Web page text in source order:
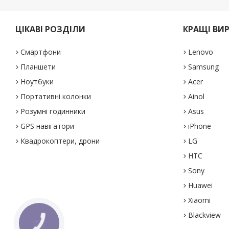
ЦІКАВІ РОЗДІЛИ
Смартфони
Планшети
Ноутбуки
Портативні колонки
Розумні годинники
GPS навігатори
Квадрокоптери, дрони
КРАЩІ
Lenovo
Samsung
Acer
Ainol
Asus
iPhone
LG
HTC
Sony
Huawei
Xiaomi
Blackview
КНОПКА
ЗВ'ЯЗКУ